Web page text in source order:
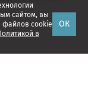
сайтом, вы
файлов cookie
в
ОК